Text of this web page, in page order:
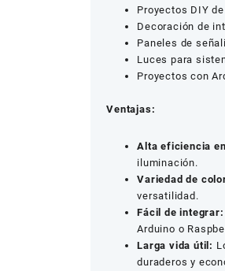
Proyectos DIY
Decoración de
Paneles de
Luces para
Proyectos con
Ventajas:
Alta eficiencia
iluminación.
Variedad de
versatilidad.
Fácil de integrar:
Arduino o
Larga vida útil:
duraderos y